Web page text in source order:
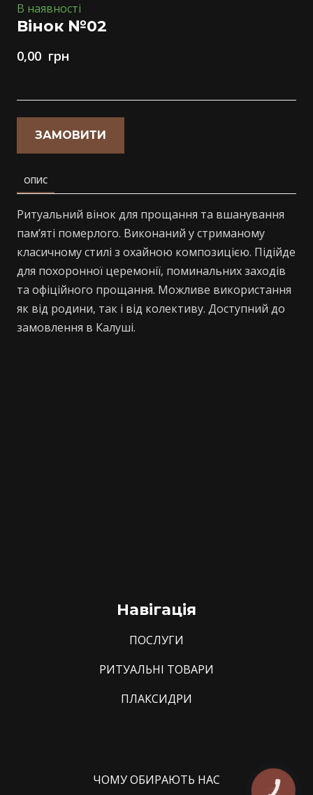
В наявності
Вінок №02
0,00  грн
ЗАМОВИТИ
ОПИС
Ритуальний вінок для прощання та вшанування
памʼяті померлого. Виконаний у стриманому
класичному стилі з охайною композицією. Підійде
для похоронної церемонії, поминальних заходів
та офіційного прощання. Можливе використання
як від родини, так і від колективу. Доступний до
замовлення в Калуші.
Навігація
ПОСЛУГИ
РИТУАЛЬНІ ТОВАРИ
ПЛАКСИДРИ
ЧОМУ ОБИРАЮТЬ НАС
КНОПКА
ЗВ'ЯЗКУ